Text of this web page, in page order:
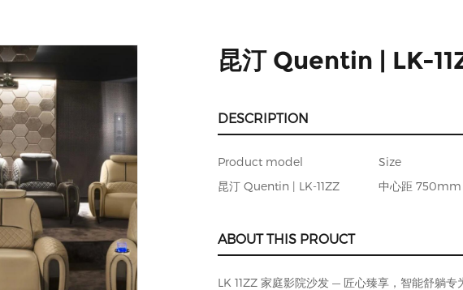
昆汀 Quentin | LK-
DESCRIPTION
Product model
昆汀 Quentin | LK-11ZZ
Size
中心距 750mm
ABOUT THIS PROUCT
LK 11ZZ 家庭影院沙发 — 匠心臻享，智能舒躺